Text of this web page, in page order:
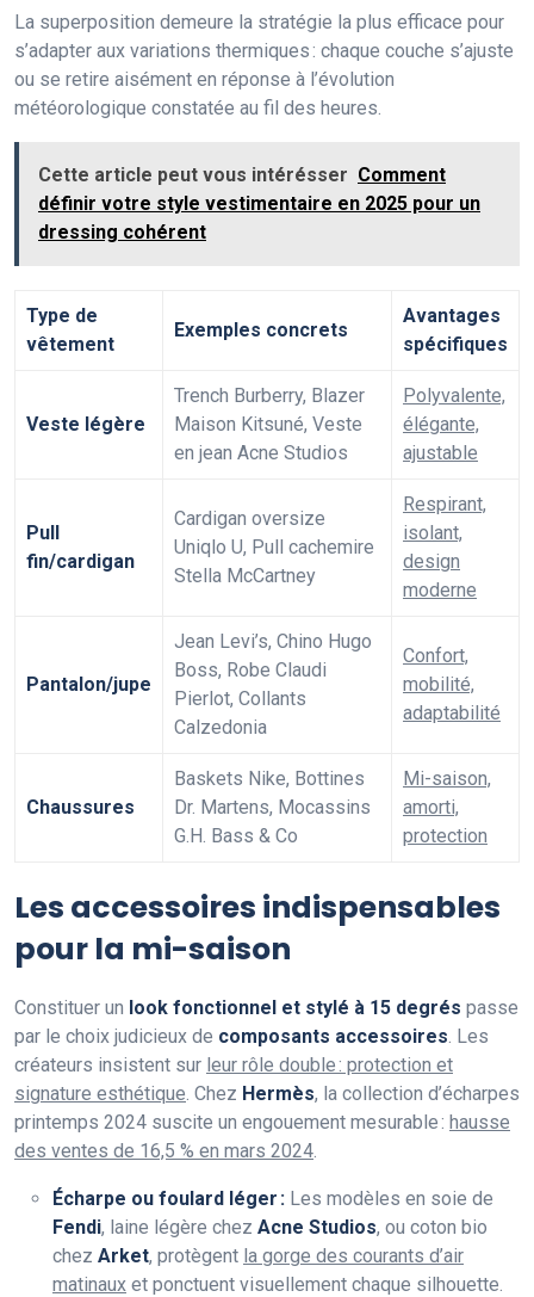
La superposition demeure la stratégie la plus efficace pour
s’adapter aux variations thermiques : chaque couche s’ajuste
ou se retire aisément en réponse à l’évolution
météorologique constatée au fil des heures.
Cette article peut vous intérésser Comment
définir votre style vestimentaire en 2025 pour un
dressing cohérent
Type de
vêtement
Exemples concrets
Avantages
spécifiques
Veste légère
Trench Burberry, Blazer
Maison Kitsuné, Veste
en jean Acne Studios
Polyvalente,
élégante,
ajustable
Pull
fin/cardigan
Cardigan oversize
Uniqlo U, Pull cachemire
Stella McCartney
Respirant,
isolant,
design
moderne
Pantalon/jupe
Jean Levi’s, Chino Hugo
Boss, Robe Claudi
Pierlot, Collants
Calzedonia
Confort,
mobilité,
adaptabilité
Chaussures
Baskets Nike, Bottines
Dr. Martens, Mocassins
G.H. Bass & Co
Mi-saison,
amorti,
protection
Les accessoires indispensables
pour la mi-saison
Constituer un look fonctionnel et stylé à 15 degrés passe
par le choix judicieux de composants accessoires . Les
créateurs insistent sur leur rôle double : protection et
signature esthétique . Chez Hermès, la collection d’écharpes
printemps 2024 suscite un engouement mesurable : hausse
des ventes de 16,5 % en mars 2024
Écharpe ou foulard léger : Les modèles en soie de
Fendi, laine légère chez Acne Studios, ou coton bio
chez Arket, protègent la gorge des courants d’air
matinaux et ponctuent visuellement chaque silhouette.